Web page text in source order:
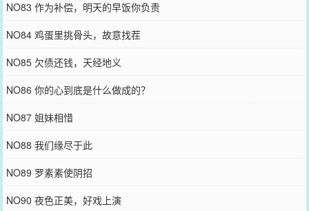
NO83 作为补偿，明天的早饭你负责
NO84 鸡蛋里挑骨头，故意找茬
NO85 欠债还钱，天经地义
NO86 你的心到底是什么做成的？
NO87 姐妹相惜
NO88 我们缘尽于此
NO89 罗素素使阴招
NO90 夜色正美，好戏上演